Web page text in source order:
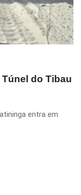
do Tibau
entra em